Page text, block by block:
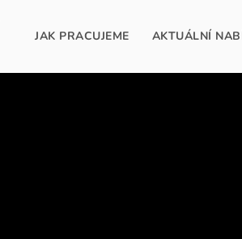
JAK PRACUJEME AKTUÁLNÍ